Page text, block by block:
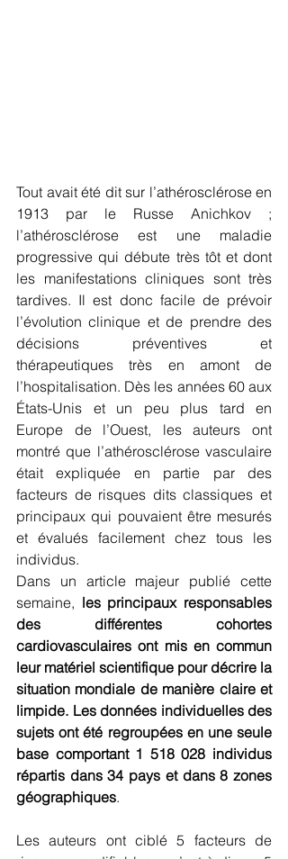
Tout avait été dit sur l’athérosclérose en
1913 par le Russe Anichkov ;
l’athérosclérose est une maladie
progressive qui débute très tôt et dont
les manifestations cliniques sont très
tardives. Il est donc facile de prévoir
l’évolution clinique et de prendre des
décisions préventives et
thérapeutiques très en amont de
l’hospitalisation. Dès les années 60 aux
États-Unis et un peu plus tard en
Europe de l’Ouest, les auteurs ont
montré que l’athérosclérose vasculaire
était expliquée en partie par des
facteurs de risques dits classiques et
principaux qui pouvaient être mesurés
et évalués facilement chez tous les
individus.
Dans un article majeur publié cette
semaine, les principaux responsables
des différentes cohortes
cardiovasculaires ont mis en commun
leur matériel scientifique pour décrire la
situation mondiale de manière claire et
limpide. Les données individuelles des
sujets ont été regroupées en une seule
base comportant 1 518 028 individus
répartis dans 34 pays et dans 8 zones
géographiques.
Les auteurs ont ciblé 5 facteurs de